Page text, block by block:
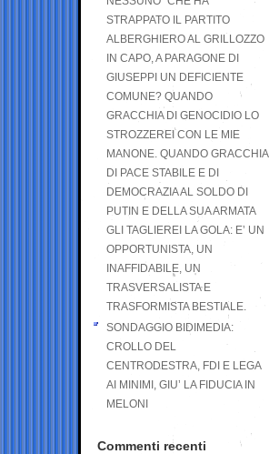
STRAPPATO IL PARTITO
ALBERGHIERO AL GRILLOZZO
IN CAPO, A PARAGONE DI
GIUSEPPI UN DEFICIENTE
COMUNE? QUANDO
GRACCHIA DI GENOCIDIO LO
STROZZEREI CON LE MIE
MANONE. QUANDO GRACCHIA
DI PACE STABILE E DI
DEMOCRAZIA AL SOLDO DI
PUTIN E DELLA SUA ARMATA
GLI TAGLIEREI LA GOLA: E’ UN
OPPORTUNISTA, UN
INAFFIDABILE, UN
TRASVERSALISTA E
TRASFORMISTA BESTIALE.
SONDAGGIO BIDIMEDIA:
CROLLO DEL
CENTRODESTRA, FDI E LEGA
AI MINIMI, GIU’ LA FIDUCIA IN
MELONI
Commenti recenti